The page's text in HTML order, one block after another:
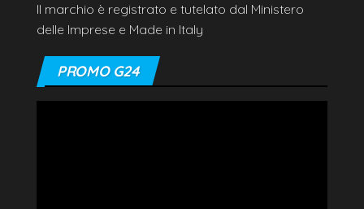
Il marchio è registrato e tutelato dal Ministero
delle Imprese e Made in Italy
PROMO G24